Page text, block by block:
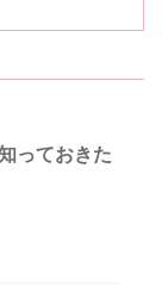
っておきた